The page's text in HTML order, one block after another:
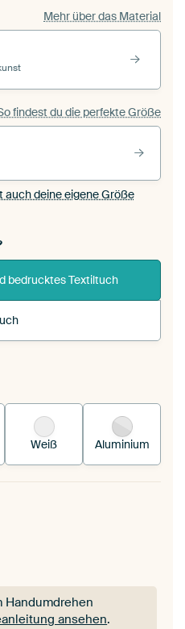
Mehr über das Material
findest du die perfekte Größe
auch deine eigene Größe
bedrucktes Textiltuch
Textiltuch in
ArtFrame™.
Weiß Aluminium
Handumdrehen
ansehen.